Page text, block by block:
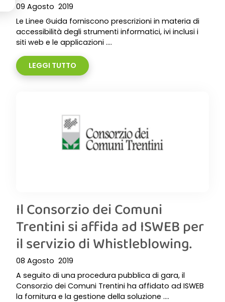
09 Agosto 2019
Le Linee Guida forniscono prescrizioni in materia di
accessibilità degli strumenti informatici, ivi inclusi i
siti web e le applicazioni ....
LEGGI TUTTO
Il Consorzio dei Comuni
Trentini si affida ad ISWEB per
il servizio di Whistleblowing.
08 Agosto 2019
A seguito di una procedura pubblica di gara, il
Consorzio dei Comuni Trentini ha affidato ad ISWEB
la fornitura e la gestione della soluzione ....